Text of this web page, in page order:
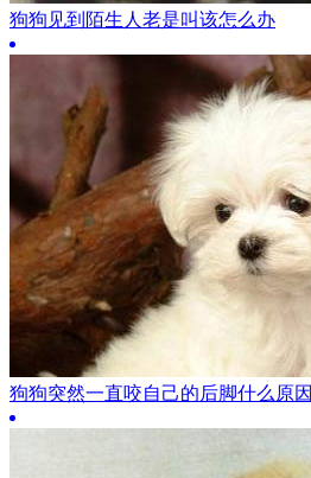
狗狗见到陌生人老是叫该怎么办
狗狗突然一直咬自己的后脚什么原因